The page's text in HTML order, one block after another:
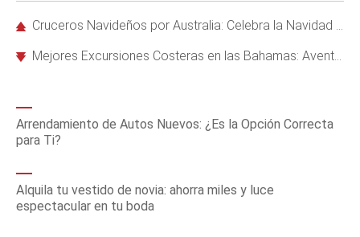
Cruceros Navideños por Australia: Celebra la Navidad en el Verano Austral
Mejores Excursiones Costeras en las Bahamas: Aventuras en Freeport, Nassau y Más
Arrendamiento de Autos Nuevos: ¿Es la Opción Correcta
para Ti?
Alquila tu vestido de novia: ahorra miles y luce
espectacular en tu boda